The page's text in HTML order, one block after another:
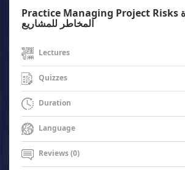
Practice Managing Project Risks تطبيق إدارة
المخاطر للمشاريع
Lectures
Quizzes
Duration
Language
Reviews (0)